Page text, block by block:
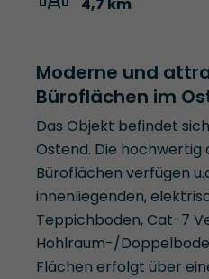
4,7 km
Moderne und
Büroflächen im
Das Objekt befindet
Ostend. Die
Büroflächen verfügen
innenliegenden,
Teppichboden, Cat-7
Hohlraum-/
Flächen erfolgt über